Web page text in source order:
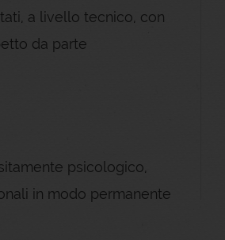
a livello tecnico, con
da parte
psicologico,
in modo permanente